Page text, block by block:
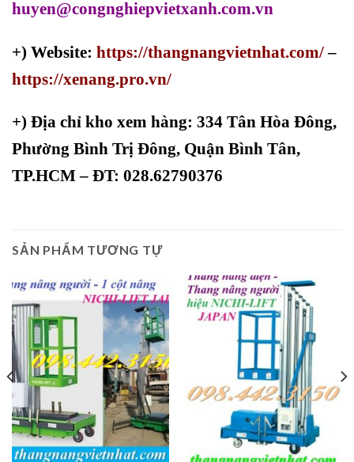
huyen@congnghiepvietxanh.com.vn
+) Website: https://thangnangvietnhat.com/–
https://xenang.pro.vn/
+) Địa chỉ kho xem hàng: 334 Tân Hòa Đông,
Phường Bình Trị Đông, Quận Bình Tân,
TP.HCM – ĐT: 028.62790376
SẢN PHẨM TƯƠNG TỰ